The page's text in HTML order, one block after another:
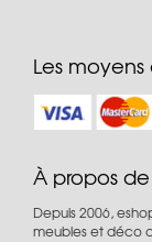
Les
À propos
Depuis 2006,
meubles et déco